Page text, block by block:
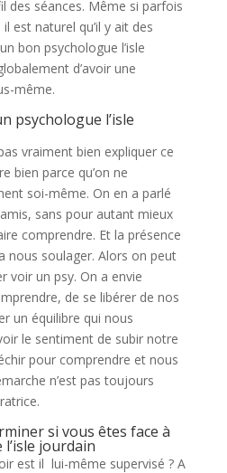
des séances. Même si parfois
est naturel qu’il y ait des
bon psychologue l’isle
d’avoir une
même.
psychologue l’isle
vraiment bien expliquer ce
bien parce qu’on ne
soi-même. On en a parlé
sans pour autant mieux
comprendre. Et la présence
nous soulager. Alors on peut
voir un psy. On a envie
de se libérer de nos
un équilibre qui nous
le sentiment de subir notre
pour comprendre et nous
n’est pas toujours
si vous êtes face à
jourdain
est il lui-même supervisé ? A